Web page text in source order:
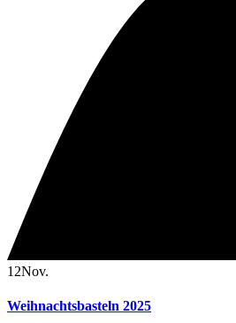
12Nov.
Weihnachtsbasteln 2025